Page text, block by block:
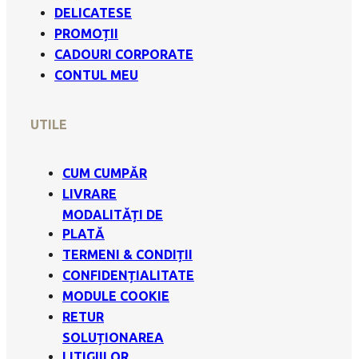
DELICATESE
PROMOȚII
CADOURI CORPORATE
CONTUL MEU
UTILE
CUM CUMPĂR
LIVRARE
MODALITĂȚI DE
PLATĂ
TERMENI & CONDIȚII
CONFIDENȚIALITATE
MODULE COOKIE
RETUR
SOLUȚIONAREA